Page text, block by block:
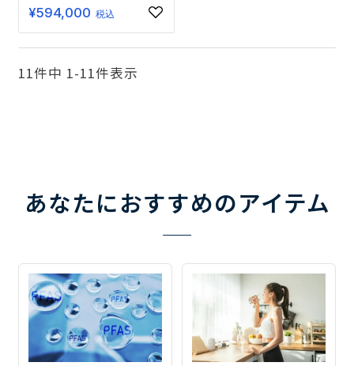
¥594,000 税込
11件中 1-11件表示
あなたにおすすめのアイテム